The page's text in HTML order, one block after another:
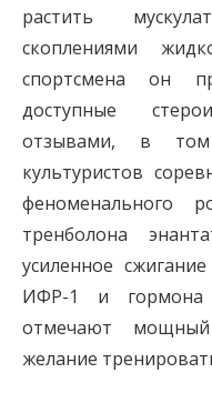
растить
скоплениями
спортсмена он
доступные
отзывами, в том
культуристов
феноменального
тренболона
усиленное
ИФР-1 и гормона
отмечают
желание